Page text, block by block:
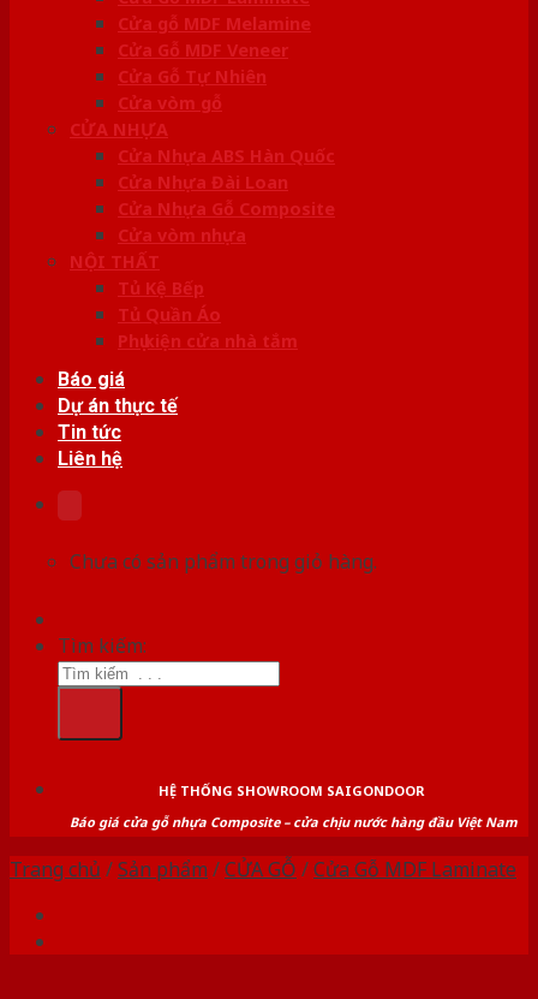
Cửa gỗ MDF Melamine
Cửa Gỗ MDF Veneer
Cửa Gỗ Tự Nhiên
Cửa vòm gỗ
CỬA NHỰA
Cửa Nhựa ABS Hàn Quốc
Cửa Nhựa Đài Loan
Cửa Nhựa Gỗ Composite
Cửa vòm nhựa
NỘI THẤT
Tủ Kệ Bếp
Tủ Quần Áo
Phụ kiện cửa nhà tắm
Báo giá
Dự án thực tế
Tin tức
Liên hệ
Chưa có sản phẩm trong giỏ hàng.
Tìm kiếm:
HỆ THỐNG SHOWROOM SAIGONDOOR
Báo giá cửa gỗ nhựa Composite – cửa chịu nước hàng đầu Việt Nam
Trang chủ /Sản phẩm /CỬA GỖ /Cửa Gỗ MDF Laminate